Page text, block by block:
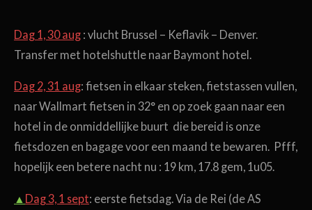
Dag 1, 30 aug : vlucht Brussel – Keflavik – Denver.
Transfer met hotelshuttle naar Baymont hotel.
Dag 2, 31 aug: fietsen in elkaar steken, fietstassen vullen,
naar Wallmart fietsen in 32° en op zoek gaan naar een
hotel in de onmiddellijke buurt die bereid is onze
fietsdozen en bagage voor een maand te bewaren. Pfff,
hopelijk een betere nacht nu : 19 km, 17.8 gem, 1u05.
▲ Dag 3, 1 sept: eerste fietsdag. Via de Rei (de AS